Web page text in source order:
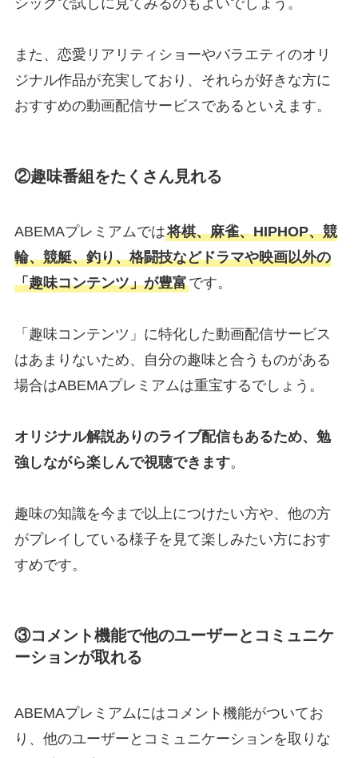
また、恋愛リアリティショーやバラエティのオリ
ジナル作品が充実しており、それらが好きな方に
おすすめの動画配信サービスであるといえます。
②趣味番組をたくさん見れる
ABEMAプレミアムでは将棋、麻雀、HIPHOP、競
輪、競艇、釣り、格闘技などドラマや映画以外の
「趣味コンテンツ」が豊富です。
「趣味コンテンツ」に特化した動画配信サービス
はあまりないため、自分の趣味と合うものがある
場合はABEMAプレミアムは重宝するでしょう。
オリジナル解説ありのライブ配信もあるため、勉
強しながら楽しんで視聴できます。
趣味の知識を今まで以上につけたい方や、他の方
がプレイしている様子を見て楽しみたい方におす
すめです。
③コメント機能で他のユーザーとコミュニケ
ーションが取れる
ABEMAプレミアムにはコメント機能がついてお
り、他のユーザーとコミュニケーションを取りな